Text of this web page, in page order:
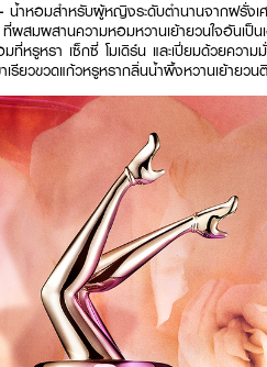
น้ำหอมสำหรับผู้หญิงระดับตำนานจากฝรั่ง
ผสมผสานความหอมหวานเย้ายวนใจอันเ
หรูหรา เซ็กซี่ โมเดิร์น และเปี่ยมด้วยควา
ยวขวดแก้วหรูหรากลิ่นน้ำผึ้งหวานเย้ายวน